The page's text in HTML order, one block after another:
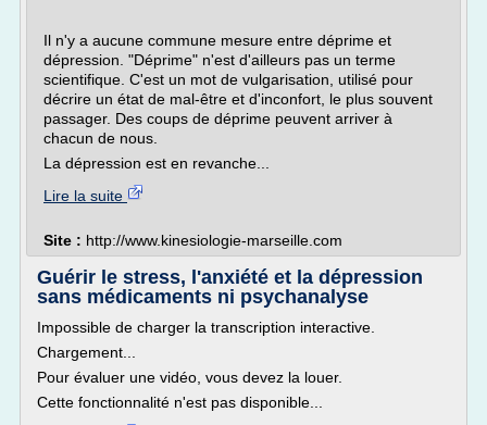
Il n'y a aucune commune mesure entre déprime et
dépression. "Déprime" n'est d'ailleurs pas un terme
scientifique. C'est un mot de vulgarisation, utilisé pour
décrire un état de mal-être et d'inconfort, le plus souvent
passager. Des coups de déprime peuvent arriver à
chacun de nous.
La dépression est en revanche...
Lire la suite
Site : http://www.kinesiologie-marseille.com
Guérir le stress, l'anxiété et la dépression
sans médicaments ni psychanalyse
Impossible de charger la transcription interactive.
Chargement...
Pour évaluer une vidéo, vous devez la louer.
Cette fonctionnalité n'est pas disponible...